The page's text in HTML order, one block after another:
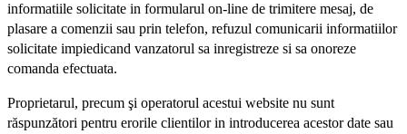
informatiile solicitate in formularul on-line de trimitere mesaj, de
plasare a comenzii sau prin telefon, refuzul comunicarii informatiilor
solicitate impiedicand vanzatorul sa inregistreze si sa onoreze
comanda efectuata.
Proprietarul, precum şi operatorul acestui website nu sunt
răspunzători pentru erorile clientilor in introducerea acestor date sau